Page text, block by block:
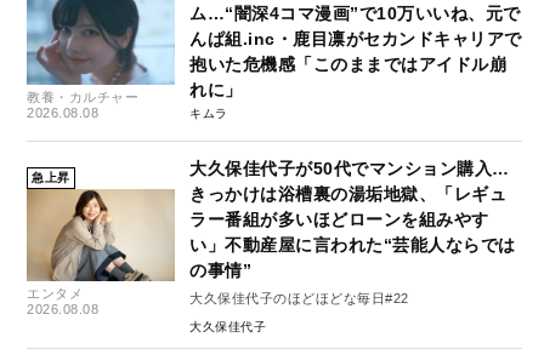
教養・カルチャー
2026.08.08
ム…“闇深4コマ漫画”で10万いいね、元で
んぱ組.inc・鹿目凛がセカンドキャリアで
抱いた危機感「このままではアイドル崩
れに」
キムラ
急上昇
エンタメ
2026.08.08
大久保佳代子が50代でマンション購入…
きっかけは浴槽裏の湯垢地獄、「レギュ
ラー番組が多いほどローンを組みやす
い」不動産屋に言われた“芸能人ならでは
の事情”
大久保佳代子のほどほどな毎日#22
大久保佳代子